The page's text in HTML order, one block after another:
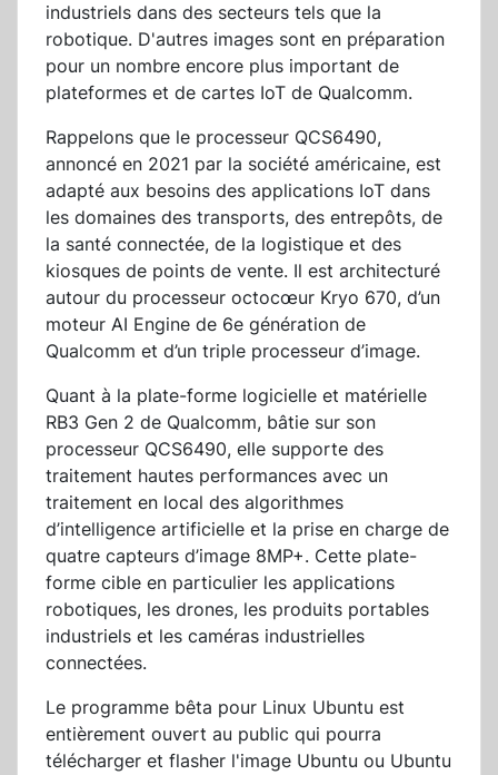
industriels dans des secteurs tels que la
robotique. D'autres images sont en préparation
pour un nombre encore plus important de
plateformes et de cartes IoT de Qualcomm.
Rappelons que le processeur QCS6490,
annoncé en 2021 par la société américaine, est
adapté aux besoins des applications IoT dans
les domaines des transports, des entrepôts, de
la santé connectée, de la logistique et des
kiosques de points de vente. Il est architecturé
autour du processeur octocœur Kryo 670, d’un
moteur AI Engine de 6e génération de
Qualcomm et d’un triple processeur d’image.
Quant à la plate-forme logicielle et matérielle
RB3 Gen 2 de Qualcomm, bâtie sur son
processeur QCS6490, elle supporte des
traitement hautes performances avec un
traitement en local des algorithmes
d’intelligence artificielle et la prise en charge de
quatre capteurs d’image 8MP+. Cette plate-
forme cible en particulier les applications
robotiques, les drones, les produits portables
industriels et les caméras industrielles
connectées.
Le programme bêta pour Linux Ubuntu est
entièrement ouvert au public qui pourra
télécharger et flasher l'image Ubuntu ou Ubuntu